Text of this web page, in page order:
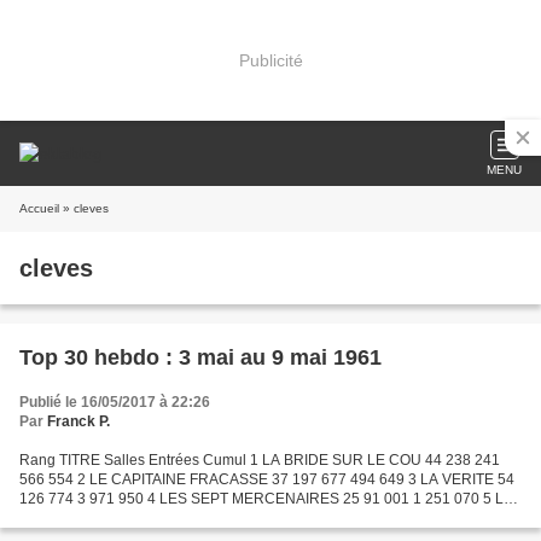
Publicité
MENU
Accueil » cleves
cleves
Top 30 hebdo : 3 mai au 9 mai 1961
Publié le 16/05/2017 à 22:26
Par Franck P.
Rang TITRE Salles Entrées Cumul 1 LA BRIDE SUR LE COU 44 238 241
566 554 2 LE CAPITAINE FRACASSE 37 197 677 494 649 3 LA VERITE 54
126 774 3 971 950 4 LES SEPT MERCENAIRES 25 91 001 1 251 070 5 LA